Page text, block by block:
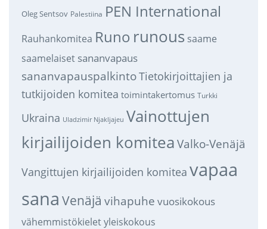
Oleg Sentsov Palestiina PEN International
Rauhankomitea Runo runous saame
saamelaiset sananvapaus
sananvapauspalkintoTietokirjoittajien ja
tutkijoiden komitea toimintakertomus Turkki
Ukraina Uladzimir Njakljajeu Vainottujen
kirjailijoiden komitea Valko-Venäjä
Vangittujen kirjailijoiden komitea vapaa
sana Venäjä vihapuhe vuosikokous
vähemmistökieletyleiskokous